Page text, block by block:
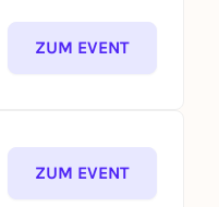
ZUM EVENT
ZUM EVENT